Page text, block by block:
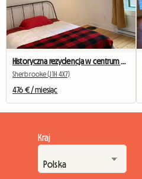
Sherbrooke (J1H 4X7)
476 € / miesiąc
Kraj